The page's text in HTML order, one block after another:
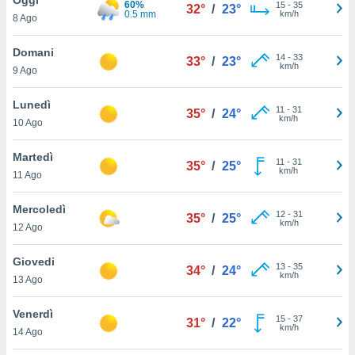
è
al sito
di
ci
di
il
un
la
nella
8 Ago
60%
0.5 mm
32° / 23° 15- 35
km/h
Domani
9 Ago
33° / 23° 14- 33
km/h
Lunedì
10 Ago
35° / 24° 11 - 31
km/h
Martedì
11 Ago
35° / 25° 11 - 31
km/h
Mercoledì
12 Ago
35° / 25° 12- 31
km/h
Giovedi
13 Ago
34° / 24° 13- 35
km/h
Venerdì
14 Ago
31° / 22° 15- 37
km/h